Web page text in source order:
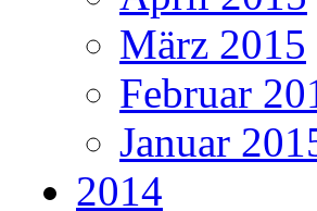
März 2015
Februar
Januar
2014